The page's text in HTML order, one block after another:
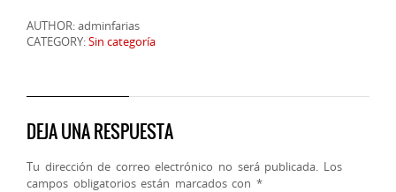
AUTHOR: adminfarias
CATEGORY:Sin categoría
DEJA UNA RESPUESTA
Tu dirección de correo electrónico no será publicada. Los
campos obligatorios están marcados con *